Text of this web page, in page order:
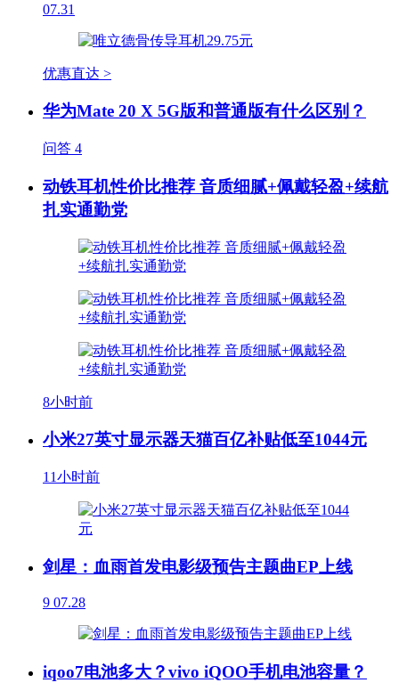
07.31
优惠直达 >
华为Mate 20 X 5G版和普通版有什么区别？
问答 4
动铁耳机性价比推荐 音质细腻+佩戴轻盈+续航
扎实通勤党
8小时前
小米27英寸显示器天猫百亿补贴低至1044元
11小时前
剑星：血雨首发电影级预告主题曲EP上线
9 07.28
iqoo7电池多大？vivo iQOO手机电池容量？